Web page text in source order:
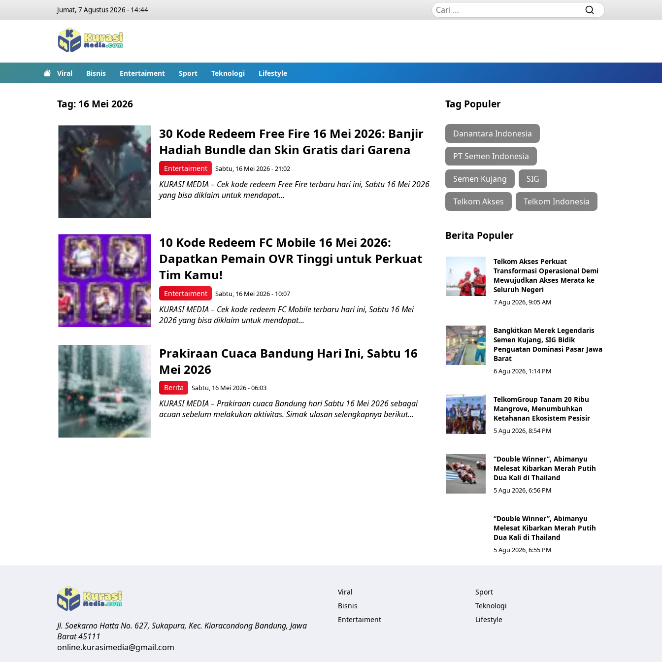
Jumat, 7 Agustus 2026 - 14:44
Viral Bisnis Entertaiment Sport Teknologi Lifestyle
Tag: 16 Mei 2026
Entertaiment
30 Kode Redeem Free Fire 16 Mei 2026: Banjir
Hadiah Bundle dan Skin Gratis dari Garena
Sabtu, 16 Mei 2026 - 21:02
KURASI MEDIA – Cek kode redeem Free Fire terbaru hari ini, Sabtu 16 Mei 2026
yang bisa diklaim untuk mendapat...
Entertaiment
10 Kode Redeem FC Mobile 16 Mei 2026:
Dapatkan Pemain OVR Tinggi untuk Perkuat
Tim Kamu!
Sabtu, 16 Mei 2026 - 10:07
KURASI MEDIA – Cek kode redeem FC Mobile terbaru hari ini, Sabtu 16 Mei
2026 yang bisa diklaim untuk mendapat...
Berita
Prakiraan Cuaca Bandung Hari Ini, Sabtu 16
Mei 2026
Sabtu, 16 Mei 2026 - 06:03
KURASI MEDIA – Prakiraan cuaca Bandung hari Sabtu 16 Mei 2026 sebagai
acuan sebelum melakukan aktivitas. Simak ulasan selengkapnya berikut...
Tag Populer
Danantara Indonesia
PT Semen Indonesia
Semen Kujang SIG
Telkom Akses Telkom Indonesia
Berita Populer
Telkom Akses Perkuat
Transformasi Operasional Demi
Mewujudkan Akses Merata ke
Seluruh Negeri
7 Agu 2026, 9:05 AM
Bangkitkan Merek Legendaris
Semen Kujang, SIG Bidik
Penguatan Dominasi Pasar Jawa
Barat
6 Agu 2026, 1:14 PM
TelkomGroup Tanam 20 Ribu
Mangrove, Menumbuhkan
Ketahanan Ekosistem Pesisir
5 Agu 2026, 8:54 PM
“Double Winner”, Abimanyu
Melesat Kibarkan Merah Putih
Dua Kali di Thailand
5 Agu 2026, 6:56 PM
“Double Winner”, Abimanyu
Melesat Kibarkan Merah Putih
Dua Kali di Thailand
5 Agu 2026, 6:55 PM
Jl. Soekarno Hatta No. 627, Sukapura, Kec. KiaracondongBandung, Jawa
Barat45111
online.kurasimedia@gmail.com
Viral
Bisnis
Entertaiment
Sport
Teknologi
Lifestyle